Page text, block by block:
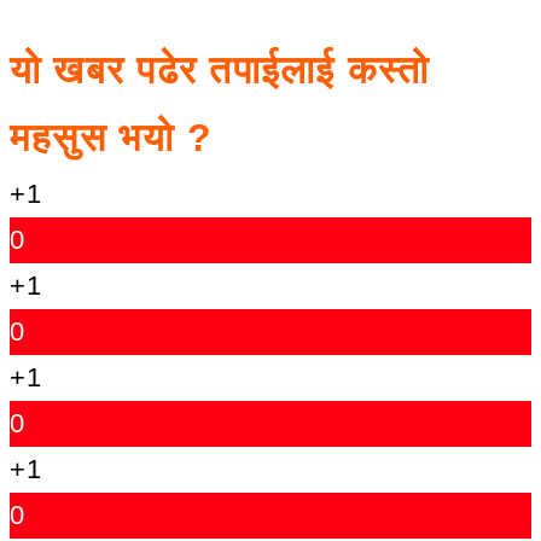
यो खबर पढेर तपाईलाई कस्तो
महसुस भयो ?
+1
0
+1
0
+1
0
+1
0